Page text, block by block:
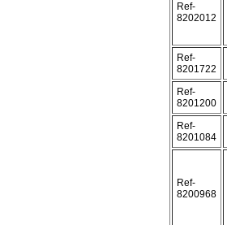
Ref-
8202012
Ref-
8201722
Ref-
8201200
Ref-
8201084
Ref-
8200968